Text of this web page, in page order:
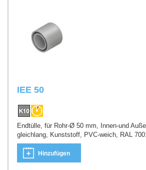
IEE 50
Endtülle, für Rohr-Ø 50 mm, Innen-und
gleichlang, Kunststoff, PVC-weich, RAL
Hinzufügen